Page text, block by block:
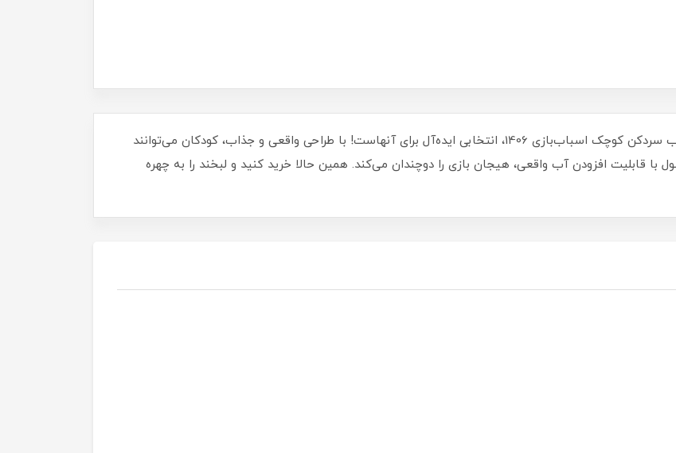
آیا کودکان شما عاشق بازی‌های نقش‌آفرینی هستند؟ آب سردکن کوچک اسباب‌بازی 1406، انتخابی ایده‌آل برای آنهاست! با طراحی واقعی و جذاب، کودکان می‌توانند
با قابلیت افزودن آب واقعی، هیجان بازی را دوچندان می‌کند. همین حالا خرید کنید و لبخند را به چهره